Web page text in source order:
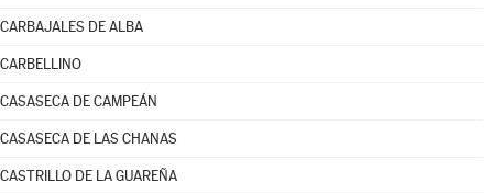
CARBAJALES DE ALBA
CARBELLINO
CASASECA DE CAMPEÁN
CASASECA DE LAS CHANAS
CASTRILLO DE LA GUAREÑA